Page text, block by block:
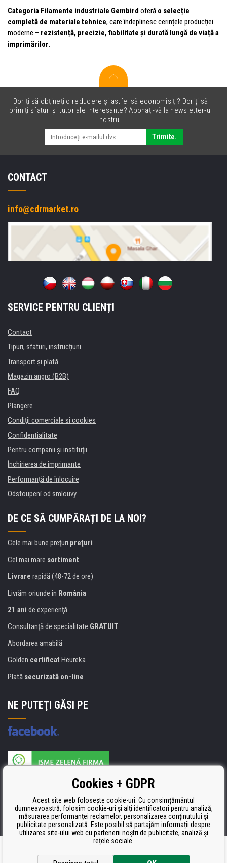
Categoria Filamente industriale Gembird oferă o selecție
completă de materiale tehnice, care îndeplinesc cerințele producției
moderne – rezistență, precizie, fiabilitate și durată lungă de viață a
imprimărilor.
Doriți să obțineți o reducere și astfel să economisiți? Doriți să
primiți sfaturi și tutoriale interesante? Abonați-vă la newsletter-ul
nostru.
Trimite.
CONTACT
info@cdrmarket.ro
SERVICE PENTRU CLIENȚI
Contact
Tipuri, sfaturi, instrucțiuni
Transport şi plată
Magazin angro (B2B)
FAQ
Plangere
Condiţii comerciale si cookies
Confidentialitate
Pentru companii și instituţii
Închirierea de imprimante
Performanță de înlocuire
Odstoupení od smlouvy
DE CE SĂ CUMPĂRAȚI DE LA NOI?
Cele mai bune preţuri preţuri
Cel mai mare sortiment
Livrare rapidă (48-72 de ore)
Livrăm oriunde în România
21 ani de experienţă
Consultanţă de specialitate GRATUIT
Abordarea amabilă
Golden certificat Heureka
Plată securizată on-line
NE PUTEŢI GĂSI PE
Producătorul umpluturii de rezervă este certificat
ISO 9001, ISO 14001 şi STMC.
Ecommerce solutionsBINARGON.cz
Cookies + GDPR
Acest site web folosește cookie-uri. Cu consimțământul
dumneavoastră, folosim cookie-uri și alți identificatori pentru analiză,
măsurarea performanței reclamelor, personalizarea conținutului și
publicitate personalizată. Este posibil să partajăm informații despre
utilizarea site-ului web cu partenerii noștri de publicitate, analiză și
rețele sociale.